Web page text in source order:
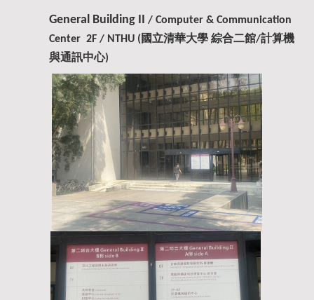
General Building II / Computer & Communication
Center 2F / NTHU (國立清華大學 綜合二館/計算機
與通訊中心)